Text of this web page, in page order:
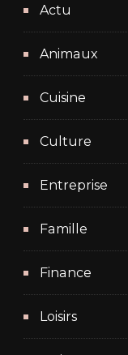
Actu
Animaux
Cuisine
Culture
Entreprise
Famille
Finance
Loisirs